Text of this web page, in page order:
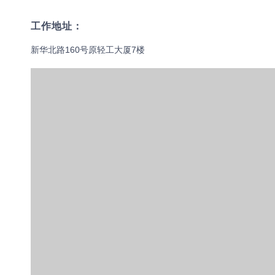
工作地址：
新华北路160号原轻工大厦7楼